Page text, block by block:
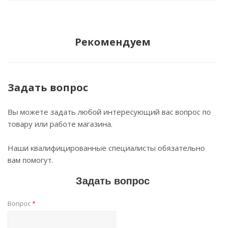
Рекомендуем
Задать вопрос
Вы можете задать любой интересующий вас вопрос по
товару или работе магазина.
Наши квалифицированные специалисты обязательно
вам помогут.
Задать вопрос
Вопрос*